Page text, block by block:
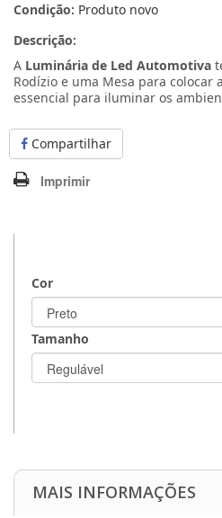
Condição: Produto novo
Descrição:
A Luminária de Led Automotiva
Rodízio e uma Mesa para colocar
essencial para iluminar os
Compartilhar
Imprimir
Cor
Tamanho
MAIS INFORMAÇÕES